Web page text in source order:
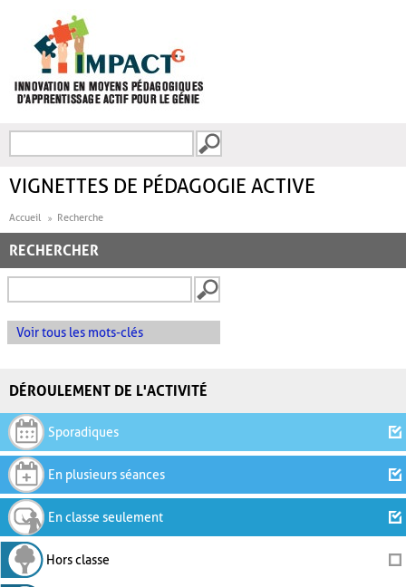
FORMULAIRE DE
VIGNETTES DE PÉDAGOGIE ACTIVE
Accueil Recherche
RECHERCHER
Voir tous les mots-clés
DÉROULEMENT DE L'ACTIVITÉ
Sporadiques
En plusieurs séances
En classe seulement
Hors classe